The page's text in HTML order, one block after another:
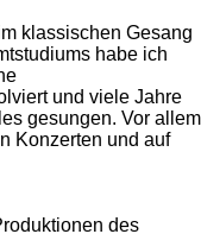
klassischen Gesang
habe ich
und viele Jahre
gesungen. Vor allem
Konzerten und auf
des